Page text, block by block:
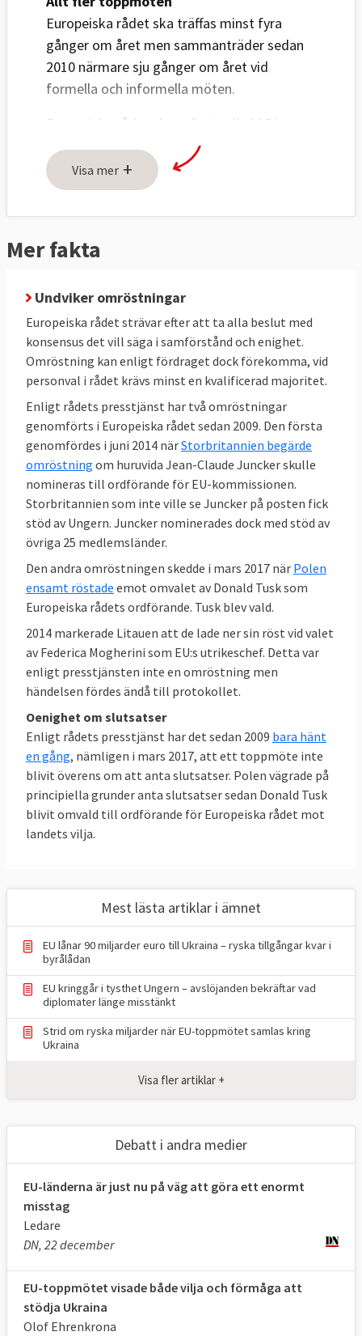
Europeiska rådet ska träffas minst fyra
gånger om året men sammanträder sedan
2010 närmare sju gånger om året vid
formella och informella möten.
Europeiska rådet ska enligt artikel 15 i
fördraget "ge unionen de impulser som
behövs för dess utveckling och bestämma
dess allmänna politiska riktlinjer och
saknar lagstiftande och verkställande makt
beslutsprocesser.
Visa mer +
Mer fakta
Undviker omröstningar
Europeiska rådet strävar efter att ta alla beslut med
konsensus det vill säga i samförstånd och enighet.
Omröstning kan enligt fördraget dock förekomma, vid
personval i rådet krävs minst en kvalificerad majoritet.
Enligt rådets presstjänst har två omröstningar
genomförts i Europeiska rådet sedan 2009. Den första
genomfördes i juni 2014 närStorbritannien begärde
omröstning om huruvida Jean-Claude Juncker skulle
nomineras till ordförande för EU-kommissionen.
Storbritannien som inte ville se Juncker på posten fick
stöd av Ungern. Juncker nominerades dock med stöd av
övriga 25 medlemsländer.
Den andra omröstningen skedde i mars 2017 när Polen
ensamt röstade emot omvalet av Donald Tusk som
Europeiska rådets ordförande. Tusk blev vald.
2014 markerade Litauen att de lade ner sin röst vid valet
av Federica Mogherini som EU:s utrikeschef. Detta var
enligt presstjänsten inte en omröstning men
händelsen fördes ändå till protokollet.
Oenighet om slutsatser
Enligt rådets presstjänst har det sedan 2009 bara hänt
en gång, nämligen i mars 2017, att ett toppmöte inte
blivit överens om att anta slutsatser. Polen vägrade på
principiella grunder anta slutsatser sedan Donald Tusk
blivit omvald till ordförande för Europeiska rådet mot
landets vilja.
Mest lästa artiklar i ämnet
EU lånar 90 miljarder euro till Ukraina – ryska tillgångar kvar i
byrålådan
EU kringgår i tysthet Ungern – avslöjanden bekräftar vad
diplomater länge misstänkt
Strid om ryska miljarder när EU-toppmötet samlas kring
Ukraina
Visa fler artiklar +
Debatt i andra medier
EU-länderna är just nu på väg att göra ett enormt
misstag
Ledare
DN, 22 december
EU-toppmötet visade både vilja och förmåga att
stödja Ukraina
Olof Ehrenkrona